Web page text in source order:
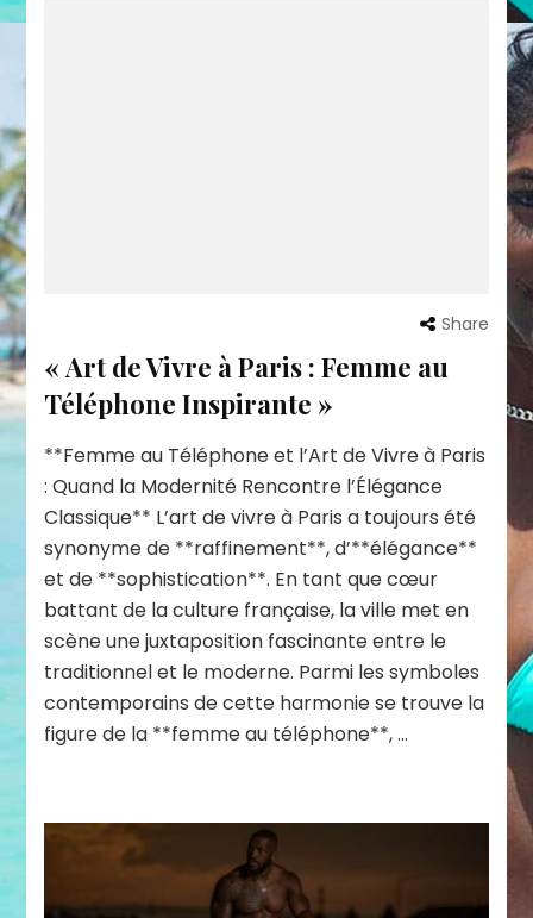
Share
« Art de Vivre à Paris : Femme au
Téléphone Inspirante »
**Femme au Téléphone et l’Art de Vivre à Paris
: Quand la Modernité Rencontre l’Élégance
Classique** L’art de vivre à Paris a toujours été
synonyme de **raffinement**, d’**élégance**
et de **sophistication**. En tant que cœur
battant de la culture française, la ville met en
scène une juxtaposition fascinante entre le
traditionnel et le moderne. Parmi les symboles
contemporains de cette harmonie se trouve la
figure de la **femme au téléphone**, …